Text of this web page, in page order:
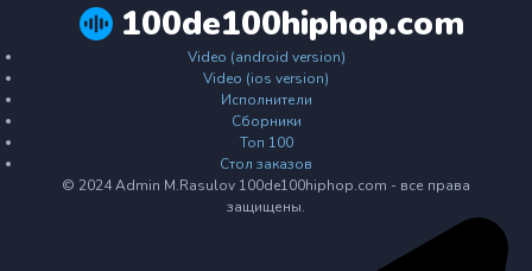
100de100hiphop.com
Video (android version)
Video (ios version)
Исполнители
Сборники
Топ 100
Стол заказов
© 2024 Admin M.Rasulov 100de100hiphop.com - все права
защищены.